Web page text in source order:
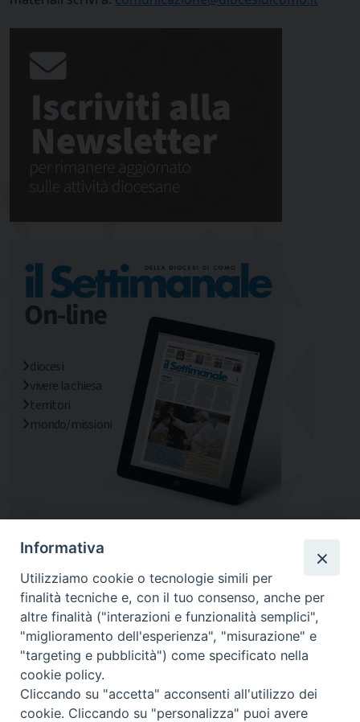
diocesi
vivere la chiesa
territori
mondo/missioni
Diocesi
Informativa
Utilizziamo cookie o tecnologie simili per
finalità tecniche e, con il tuo consenso, anche per
altre finalità ("interazioni e funzionalità semplici",
"miglioramento dell'esperienza", "misurazione" e
"targeting e pubblicità") come specificato nella
cookie policy.
Cliccando su "accetta" acconsenti all'utilizzo dei
cookie. Cliccando su "personalizza" puoi avere